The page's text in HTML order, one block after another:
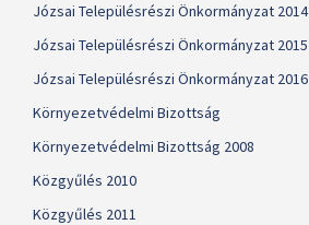
Józsai Településrészi Önkormányzat 2014
Józsai Településrészi Önkormányzat 2015
Józsai Településrészi Önkormányzat 2016
Környezetvédelmi Bizottság
Környezetvédelmi Bizottság 2008
Közgyűlés 2010
Közgyűlés 2011